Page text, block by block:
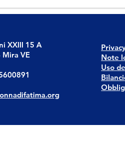
XXIII 15 A
VE
Note
Uso